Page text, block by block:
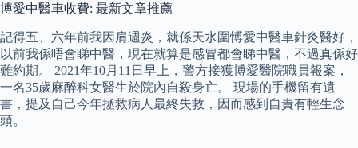
博愛中醫車收費: 最新文章推薦
記得五、六年前我因肩週炎，就係天水圍愽愛中醫車針灸醫好，
以前我係唔會睇中醫，現在就算是感冒都會睇中醫，不過真係好
難約期。 2021年10月11日早上，警方接獲博愛醫院職員報案，
一名35歲麻醉科女醫生於院內自殺身亡。 現場的手機留有遺
書，提及自己今年拯救病人最終失救，因而感到自責有輕生念
頭。